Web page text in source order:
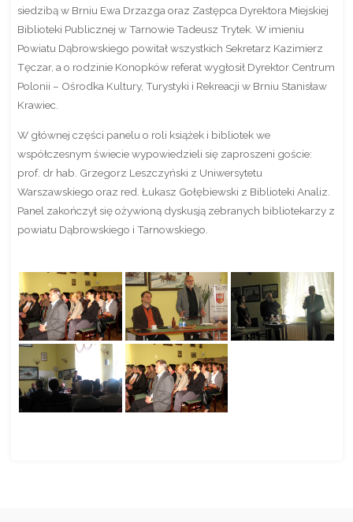
siedzibą w Brniu Ewa Drzazga oraz Zastępca Dyrektora Miejskiej
Biblioteki Publicznej w Tarnowie Tadeusz Trytek. W imieniu
Powiatu Dąbrowskiego powitał wszystkich Sekretarz Kazimierz
Tęczar, a o rodzinie Konopków referat wygłosił Dyrektor Centrum
Polonii – Ośrodka Kultury, Turystyki i Rekreacji w Brniu Stanisław
Krawiec.
W głównej części panelu o roli książek i bibliotek we
współczesnym świecie wypowiedzieli się zaproszeni goście:
prof. dr hab. Grzegorz Leszczyński z Uniwersytetu
Warszawskiego oraz red. Łukasz Gołębiewski z Biblioteki Analiz.
Panel zakończył się ożywioną dyskusją zebranych bibliotekarzy z
powiatu Dąbrowskiego i Tarnowskiego.